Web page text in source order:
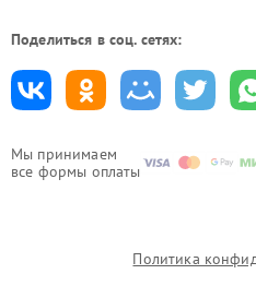
Мы принимаем
все формы оплаты
Поделиться в соц. сетях:
Политика